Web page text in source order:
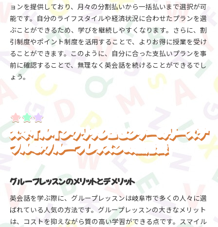
ョンを提供しており、月々の分割払いから一括払いまで選択が可
能です。自分のライフスタイルや経済状況に合わせたプランを選
ぶことができるため、学びを継続しやすくなります。さらに、割
引制度やポイント制度を活用することで、よりお得に授業を受け
ることができます。このように、自分に合った支払いプランを事
前に確認することで、無理なく英会話を続けることができるでし
ょう。
スマイルイングリッシュセンターのリーズナ
ブルなグループレッスンの活用法
グループレッスンのメリットとデメリット
英会話を学ぶ際に、グループレッスンは岐阜市で多くの人々に選
ばれている人気の方法です。グループレッスンの大きなメリット
は、コストを抑えながら質の高い学習ができる点です。スマイル